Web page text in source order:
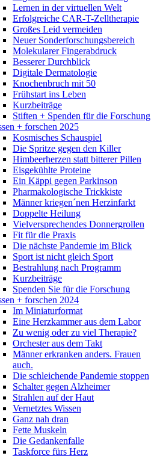
Lernen in der virtuellen Welt
Erfolgreiche CAR-T-Zelltherapie
Großes Leid vermeiden
Neuer Sonderforschungsbereich
Molekularer Fingerabdruck
Besserer Durchblick
Digitale Dermatologie
Knochenbruch mit 50
Frühstart ins Leben
Kurzbeiträge
Stiften + Spenden für die Forschung
+ forschen 2025
Kosmisches Schauspiel
Die Spritze gegen den Killer
Himbeerherzen statt bitterer Pillen
Eisgekühlte Proteine
Ein Käppi gegen Parkinson
Pharmakologische Trickkiste
Männer kriegen´nen Herzinfarkt
Doppelte Heilung
Vielversprechendes Donnergrollen
Fit für die Praxis
Die nächste Pandemie im Blick
Sport ist nicht gleich Sport
Bestrahlung nach Programm
Kurzbeiträge
Spenden Sie für die Forschung
+ forschen 2024
Im Miniaturformat
Eine Herzkammer aus dem Labor
Zu wenig oder zu viel Therapie?
Orchester aus dem Takt
Männer erkranken anders. Frauen
auch.
Die schleichende Pandemie stoppen
Schalter gegen Alzheimer
Strahlen auf der Haut
Vernetztes Wissen
Ganz nah dran
Fette Muskeln
Die Gedankenfalle
Taskforce fürs Herz